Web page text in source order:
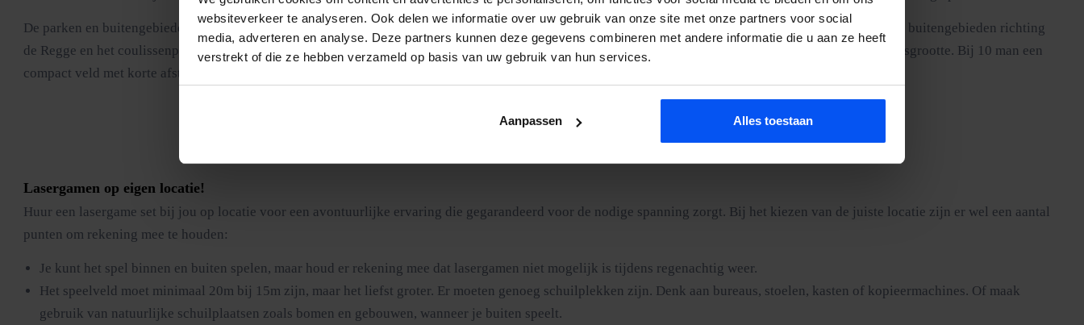
websiteverkeer te analyseren. Ook delen we informatie over uw gebruik van onze site met onze partners voor social
media, adverteren en analyse. Deze partners kunnen deze gegevens combineren met andere informatie die u aan ze heeft
verstrekt of die ze hebben verzameld op basis van uw gebruik van hun services.
Aanpassen Alles toestaan
De parken en buitengebieden van Almelo bieden meer variatie dan je op het eerste gezicht zou denken. De stadsparken zijn compact maar doeltreffend, de buitengebieden richting
de Regge en het coulissenpatroon geven een groener alternatief. Wij passen het speelveld aan op de locatie en bouwen altijd een veld dat past bij de groepsgrootte. Bij 10 man een
compact veld met korte afstanden, bij 50 man een uitgestrekt veld met meerdere zones en tactische diepte. Neem contact op voor een offerte.
Lasergamen op eigen locatie!
Huur een lasergame set bij jou op locatie voor een avontuurlijke ervaring die gegarandeerd voor de nodige spanning zorgt. Bij het kiezen van de juiste locatie zijn er wel een aantal
punten om rekening mee te houden:
Je kunt het spel binnen en buiten spelen, maar houd er rekening mee dat lasergamen niet mogelijk is tijdens regenachtig weer.
Het speelveld moet minimaal 20m bij 15m zijn, maar het liefst groter. Er moeten genoeg schuilplekken zijn. Denk aan bureaus, stoelen, kasten of kopieermachines. Of maak
gebruik van natuurlijke schuilplaatsen zoals bomen en gebouwen, wanneer je buiten speelt.